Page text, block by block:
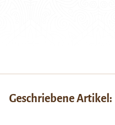
Geschriebene Artikel: